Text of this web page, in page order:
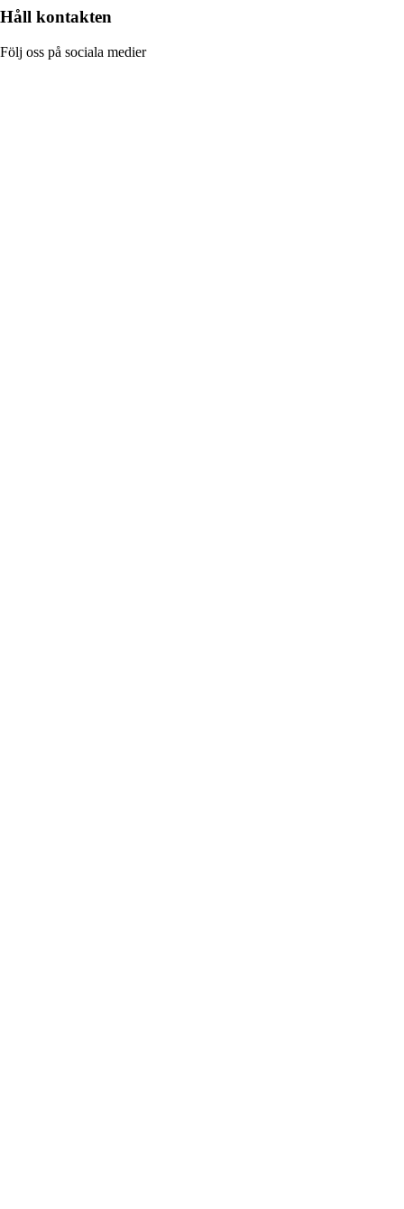
Håll kontakten
Följ oss på sociala medier